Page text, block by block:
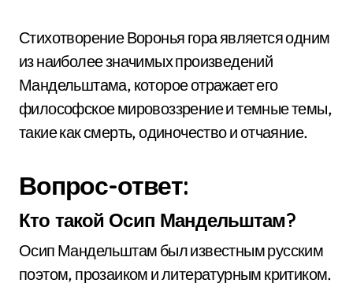
Стихотворение Воронья гора является одним
из наиболее значимых произведений
Мандельштама, которое отражает его
философское мировоззрение и темные темы,
такие как смерть, одиночество и отчаяние.
Вопрос-ответ:
Кто такой Осип Мандельштам?
Осип Мандельштам был известным русским
поэтом, прозаиком и литературным критиком.